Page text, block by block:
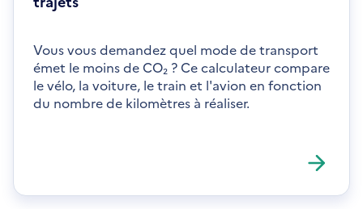
Vous vous demandez quel mode de transport
émet le moins de CO₂ ? Ce calculateur compare
le vélo, la voiture, le train et l'avion en fonction
du nombre de kilomètres à réaliser.